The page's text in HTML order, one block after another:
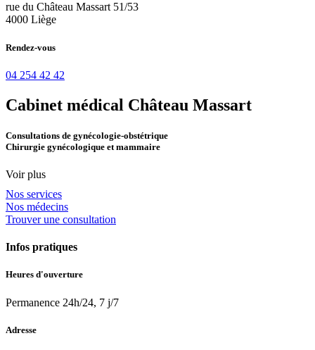
rue du Château Massart 51/53
4000 Liège
Rendez-vous
04 254 42 42
Cabinet médical Château Massart
Consultations de gynécologie-obstétrique
Chirurgie gynécologique et mammaire
Voir plus
Nos services
Nos médecins
Trouver une consultation
Infos pratiques
Heures d'ouverture
Permanence 24h/24, 7 j/7
Adresse